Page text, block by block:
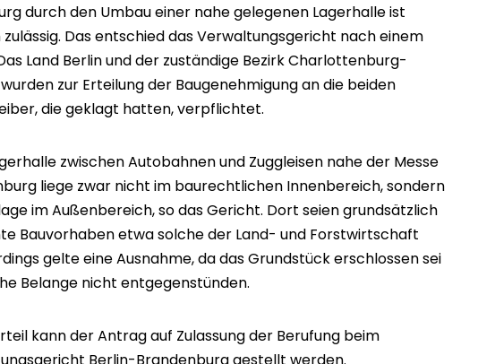
durch den Umbau einer nahe gelegenen Lagerhalle ist
Das entschied das Verwaltungsgericht nach einem
Land Berlin und der zuständige Bezirk Charlottenburg-
zur Erteilung der Baugenehmigung an die beiden
die geklagt hatten, verpflichtet.
zwischen Autobahnen und Zuggleisen nahe der Messe
liege zwar nicht im baurechtlichen Innenbereich, sondern
im Außenbereich, so das Gericht. Dort seien grundsätzlich
Bauvorhaben etwa solche der Land- und Forstwirtschaft
gelte eine Ausnahme, da das Grundstück erschlossen sei
Belange nicht entgegenstünden.
kann der Antrag auf Zulassung der Berufung beim